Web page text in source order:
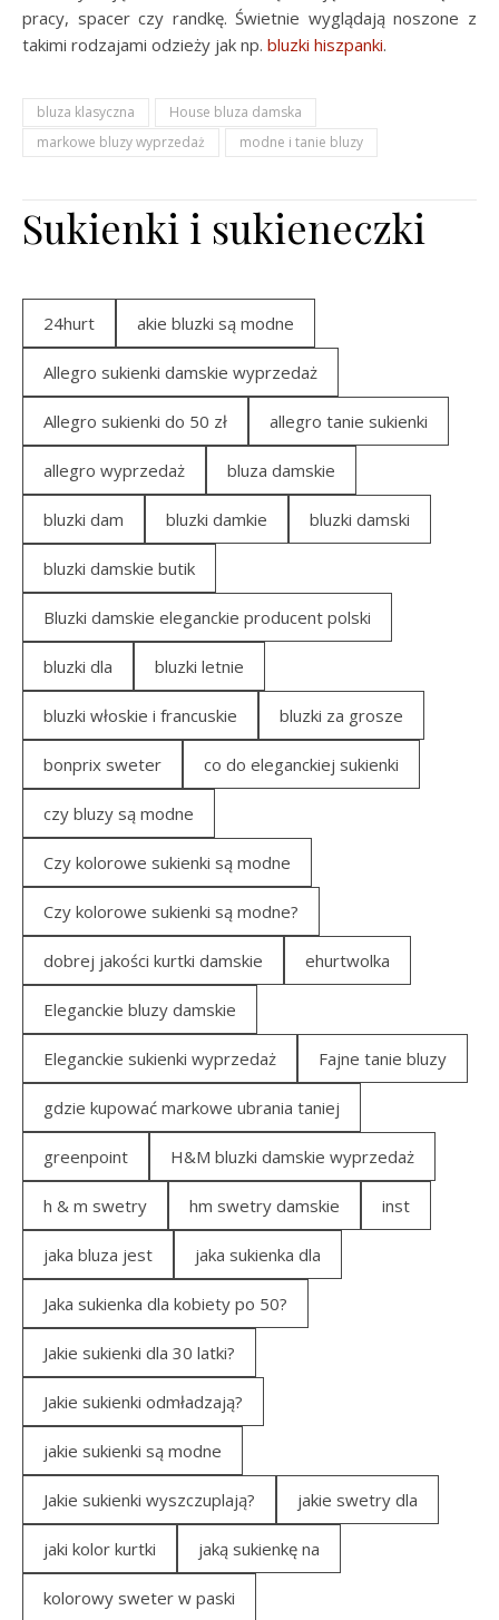
pracy, spacer czy randkę. Świetnie wyglądają noszone z
takimi rodzajami odzieży jak np. bluzki hiszpanki.
bluza klasyczna
House bluza damska
markowe bluzy wyprzedaż
modne i tanie bluzy
Sukienki i sukieneczki
24hurt akie bluzki są modne
Allegro sukienki damskie wyprzedaż
Allegro sukienki do 50 zł allegro tanie sukienki
allegro wyprzedaż bluza damskie
bluzki dam bluzki damkie bluzki damski
bluzki damskie butik
Bluzki damskie eleganckie producent polski
bluzki dla bluzki letnie
bluzki włoskie i francuskie bluzki za grosze
bonprix sweter co do eleganckiej sukienki
czy bluzy są modne
Czy kolorowe sukienki są modne
Czy kolorowe sukienki są modne?
dobrej jakości kurtki damskie ehurtwolka
Eleganckie bluzy damskie
Eleganckie sukienki wyprzedaż Fajne tanie bluzy
gdzie kupować markowe ubrania taniej
greenpoint H&M bluzki damskie wyprzedaż
h & m swetry hm swetry damskie inst
jaka bluza jest jaka sukienka dla
Jaka sukienka dla kobiety po 50?
Jakie sukienki dla 30 latki?
Jakie sukienki odmładzają?
jakie sukienki są modne
Jakie sukienki wyszczuplają? jakie swetry dla
jaki kolor kurtki jaką sukienkę na
kolorowy sweter w paski